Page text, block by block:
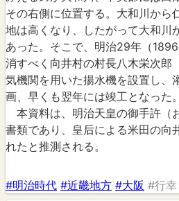
その右側に位置する。大和川から
地は高くなり、したがって大和川
あった。そこで、明治29年（
消すべく向井村の村長八木栄次郎
気機関を用いた揚水機を設置し、
画、早くも翌年には竣工となった。
本資料は、明治天皇の御手許（
書類であり、皇后による米田の向
れたと推測される。
#明治時代 #近畿地方 #大阪 #行幸